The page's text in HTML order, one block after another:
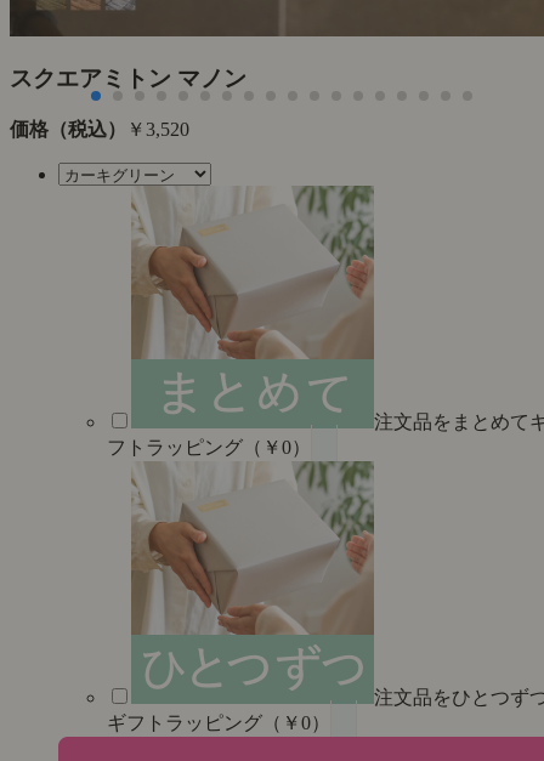
スクエアミトン マノン
価格（税込） ￥3,520
注文品をまとめて
フトラッピング（￥0）
注文品をひとつず
ギフトラッピング（￥0）